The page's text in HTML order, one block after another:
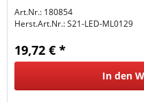
Art.Nr.: 180854
Herst.Art.Nr.:S21-LED-ML0129
19,72 € *
In den